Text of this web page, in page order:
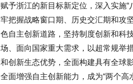
赋予浙江的新目标新定位，深入实施
牢把握战略窗口期、历史交汇期和攻
色自主创新道路，坚持制度创新和科
场、面向国家重大需求，以超常规举
和创新生态优势，全面构建具有全球
全面增强自主创新能力，成为“两个高